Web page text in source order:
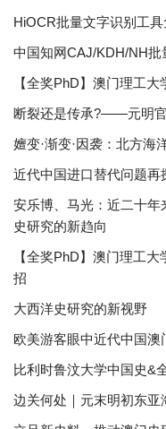
HiOCR批量文字识别工具
中国知网CAJ/KDH/NH批
【全奖PhD】澳门理工
断裂还是传承?——元明
嬗变·渐变·因袭：北方海
近代中国进口替代问题
安乐博、马光：近二十
史研究的新趋向
【全奖PhD】澳门理工
招
大西洋史研究的新视野
欧美游客眼中近代中国澳
比利时鲁汶大学中国史&
边关何处｜元末明初东亚